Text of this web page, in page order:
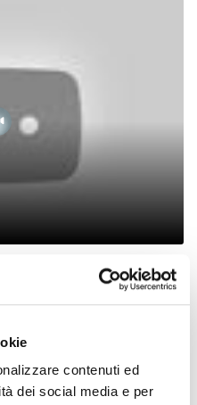
contenuti ed
dei social media e per
di Massari a